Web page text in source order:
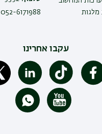
מלגות
052-6171988
עקבו אחרינו